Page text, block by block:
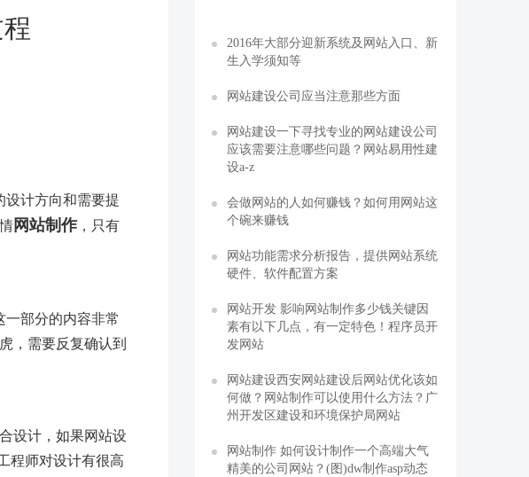
设计方向和需要提
网站制作，只有
一部分的内容非常
，需要反复确认到
设计，如果网站设
程师对设计有很高
2016年大部分迎新系统及网站入口、新
生入学须知等
网站建设公司应当注意那些方面
网站建设一下寻找专业的网站建设公司
应该需要注意哪些问题？网站易用性建
设a-z
会做网站的人如何赚钱？如何用网站这
个碗来赚钱
网站功能需求分析报告，提供网站系统
硬件、软件配置方案
网站开发 影响网站制作多少钱关键因
素有以下几点，有一定特色！程序员开
发网站
网站建设西安网站建设后网站优化该如
何做？网站制作可以使用什么方法？广
州开发区建设和环境保护局网站
网站制作 如何设计制作一个高端大气
精美的公司网站？(图)dw制作asp动态